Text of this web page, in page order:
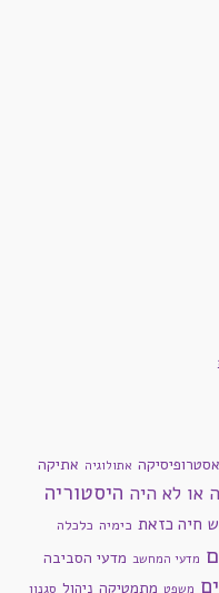
אסטרופיסיקה אתולוגיה אתיקה
או לא היה היסטוריה
חיה כזאת כימיה כלכלה
מדעי המחשב מדעי הסביבה
משפט מתמטיקה ניהול סגנון